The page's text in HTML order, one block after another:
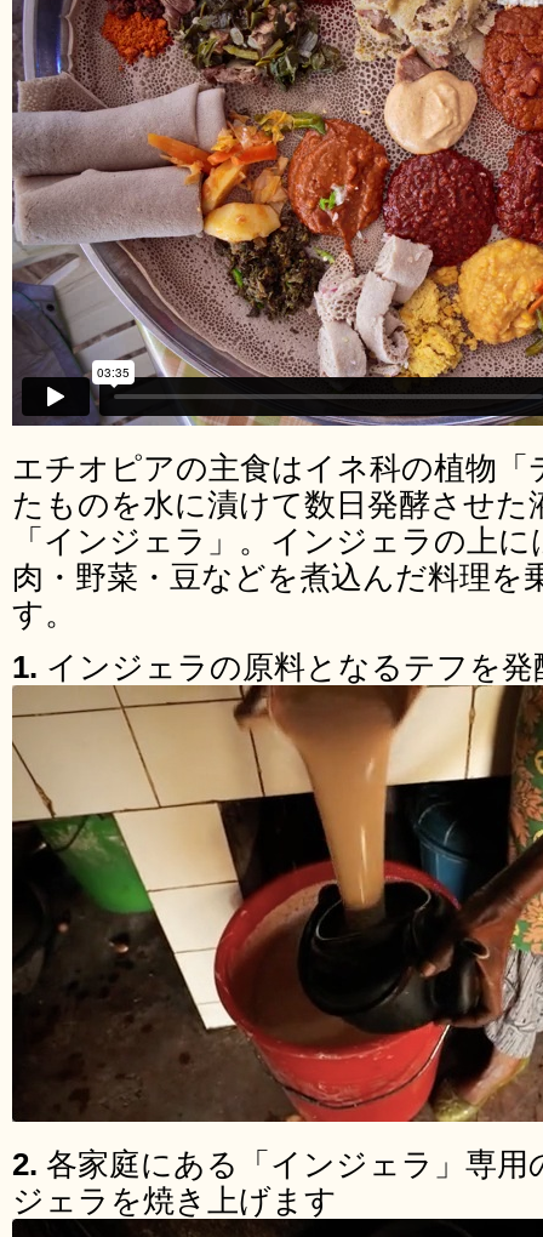
エチオピアの主食はイネ科の植物
たものを水に漬けて数日発酵させた
「インジェラ」。インジェラの上
肉・野菜・豆などを煮込んだ料理を
す。
1. インジェラの原料となるテフを発
2. 各家庭にある「インジェラ」専
ジェラを焼き上げます